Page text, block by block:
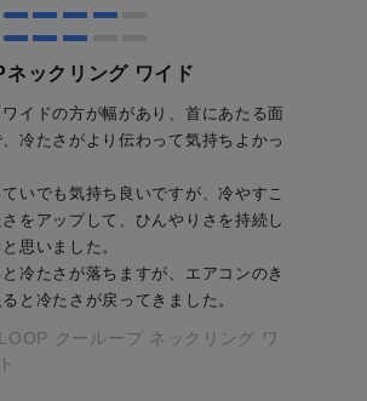
ックリング ワイド
イドの方が幅があり、首にあたる面
冷たさがより伝わって気持ちよかっ
いでも気持ち良いですが、冷やすこ
をアップして、ひんやりさを持続し
思いました。
冷たさが落ちますが、エアコンのき
と冷たさが戻ってきました。
クーループ ネックリング ワ